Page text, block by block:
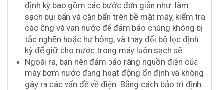
định kỳ bao gồm các bước đơn giản như: làm
sạch bụi bẩn và cặn bẩn trên bề mặt máy, kiểm tra
các ống và van nước để đảm bảo chúng không bị
tắc nghẽn hoặc hư hỏng, và thay đổi bộ lọc định
kỳ để giữ cho nước trong máy luôn sạch sẽ.
Ngoài ra, bạn nên đảm bảo rằng nguồn điện của
máy bơm nước đang hoạt động ổn định và không
gây ra các vấn đề về điện. Bằng cách bảo trì định